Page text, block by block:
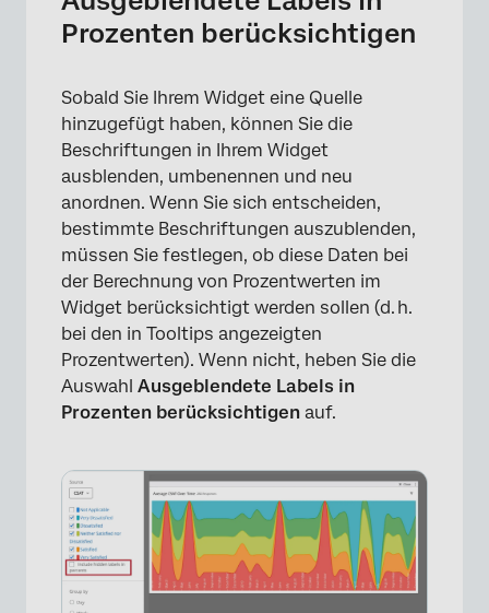
Prozenten berücksichtigen
Sobald Sie Ihrem Widget eine Quelle
hinzugefügt haben, können Sie die
Beschriftungen in Ihrem Widget
ausblenden, umbenennen und neu
anordnen. Wenn Sie sich entscheiden,
bestimmte Beschriftungen auszublenden,
müssen Sie festlegen, ob diese Daten bei
der Berechnung von Prozentwerten im
Widget berücksichtigt werden sollen (d. h.
bei den in Tooltips angezeigten
Prozentwerten). Wenn nicht, heben Sie die
Auswahl Ausgeblendete Labels in
Prozenten berücksichtigen auf.